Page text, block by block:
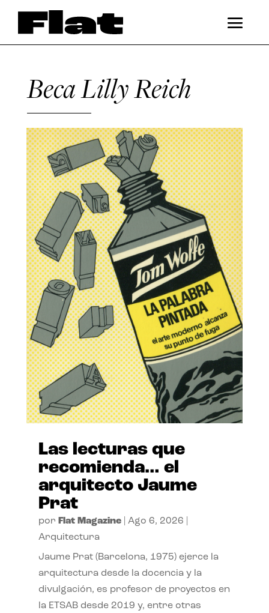
Beca Lilly Reich
Las lecturas que
recomienda… el
arquitecto Jaume
Prat
por Flat Magazine| Ago 6, 2026
Arquitectura
Jaume Prat (Barcelona, 1975) ejerce la
arquitectura desde la docencia y la
divulgación, es profesor de proyectos en
la ETSAB desde 2019 y, entre otras